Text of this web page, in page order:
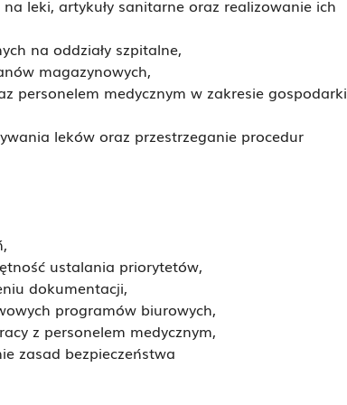
leki, artykuły sanitarne oraz realizowanie ich
na oddziały szpitalne,
magazynowych,
personelem medycznym w zakresie gospodarki
leków oraz przestrzeganie procedur
ustalania priorytetów,
dokumentacji,
programów biurowych,
z personelem medycznym,
zasad bezpieczeństwa